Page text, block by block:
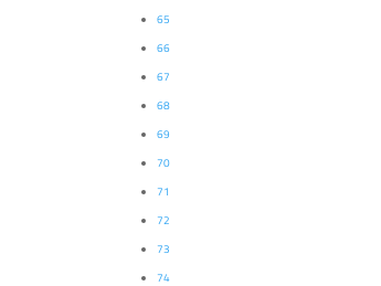
65
66
67
68
69
70
71
72
73
74